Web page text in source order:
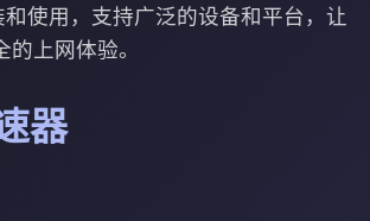
使用，支持广泛的设备和平台，让
上网体验。
器